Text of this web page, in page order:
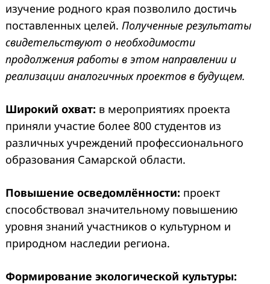
изучение родного края позволило достичь
поставленных целей. Полученные результаты
свидетельствуют о необходимости
продолжения работы в этом направлении и
реализации аналогичных проектов в будущем.
Широкий охват: в мероприятиях проекта
приняли участие более 800 студентов из
различных учреждений профессионального
образования Самарской области.
Повышение осведомлённости: проект
способствовал значительному повышению
уровня знаний участников о культурном и
природном наследии региона.
Формирование экологической культуры: